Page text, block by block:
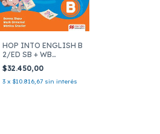
HOP INTO ENGLISH B
2/ED SB + WB
INTEGRAT
$32.450,00
3 x $10.816,67 sin interés